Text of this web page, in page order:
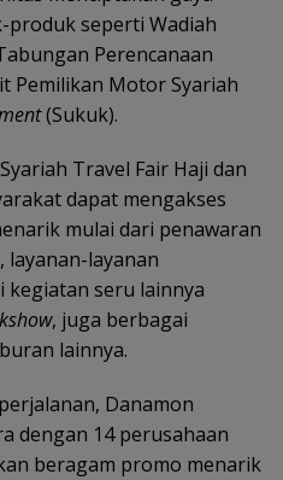
seperti Wadiah
Perencanaan
Pemilikan Motor Syariah
(Sukuk).
Travel Fair Haji dan
dapat mengakses
mulai dari penawaran
layanan-layanan
seru lainnya
, juga berbagai
lainnya.
Danamon
dengan 14 perusahaan
beragam promo menarik